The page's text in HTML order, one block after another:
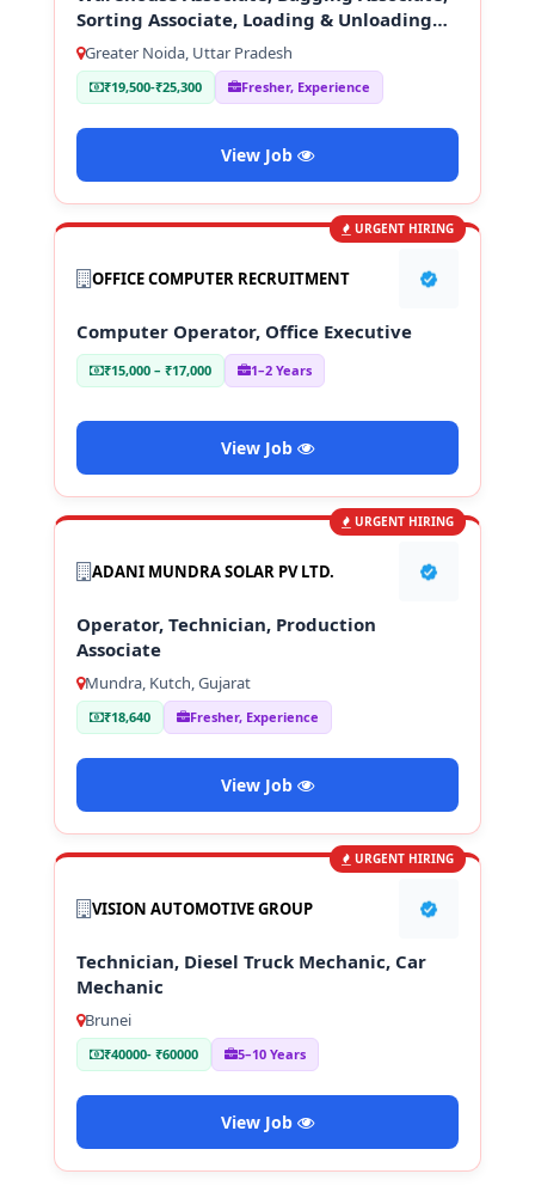
Sorting Associate, Loading & Unloading
Staff
Greater Noida, Uttar Pradesh
₹19,500-₹25,300 Fresher, Experience
View Job
URGENT HIRING
OFFICE COMPUTER RECRUITMENT
Computer Operator, Office Executive
₹15,000 – ₹17,000 1–2 Years
View Job
URGENT HIRING
ADANI MUNDRA SOLAR PV LTD.
Operator, Technician, Production
Associate
Mundra, Kutch, Gujarat
₹18,640 Fresher, Experience
View Job
URGENT HIRING
VISION AUTOMOTIVE GROUP
Technician, Diesel Truck Mechanic, Car
Mechanic
Brunei
₹40000- ₹60000 5–10 Years
View Job